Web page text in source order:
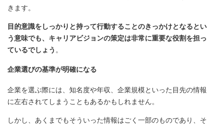
きます。
目的意識をしっかりと持って行動することのきっかけとなるとい
う意味でも、キャリアビジョンの策定は非常に重要な役割を担っ
ているでしょう 。
企業選びの基準が明確になる
企業を選ぶ際には、知名度や年収、企業規模といった目先の情報
に左右されてしまうこともあるかもしれません。
しかし、あくまでもそういった情報はごく一部のものであり、そ